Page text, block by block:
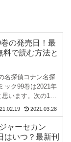
の発売日！最
料で読む方法と
名探偵コナン名探
ック99巻は2021年
います。次の100
てみたいと思いま
載再開はいつ頃？
を調査してみた。
2021.03.28
ャーセカン
はいつ？最新刊